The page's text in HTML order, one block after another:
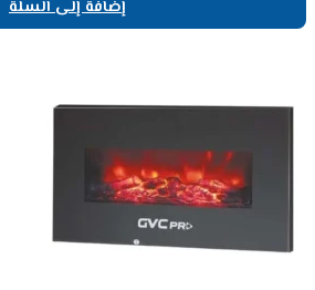
إضافة إلى السلة